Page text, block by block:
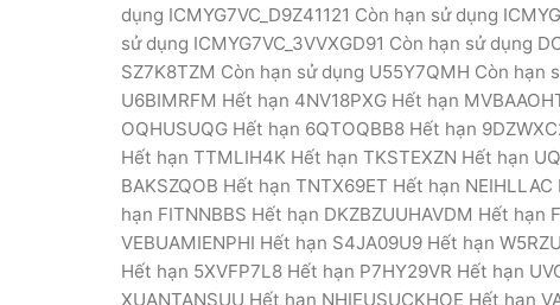
dụng ICMYG7VC_D9Z41121 Còn hạn sử dụng
sử dụng ICMYG7VC_3VVXGD91 Còn hạn sử dụng
SZ7K8TZM Còn hạn sử dụng U55Y7QMH Còn hạn
U6BIMRFM Hết hạn 4NV18PXG Hết hạn
OQHUSUQG Hết hạn 6QTOQBB8 Hết hạn
Hết hạn TTMLIH4K Hết hạn TKSTEXZN Hết hạn
BAKSZQOB Hết hạn TNTX69ET Hết hạn
hạn FITNNBBS Hết hạn DKZBZUUHAVDM Hết hạn
VEBUAMIENPHI Hết hạn S4JA09U9 Hết hạn
Hết hạn 5XVFP7L8 Hết hạn P7HY29VR Hết hạn
XUANTANSUU Hết hạn NHIEUSUCKHOE Hết hạn